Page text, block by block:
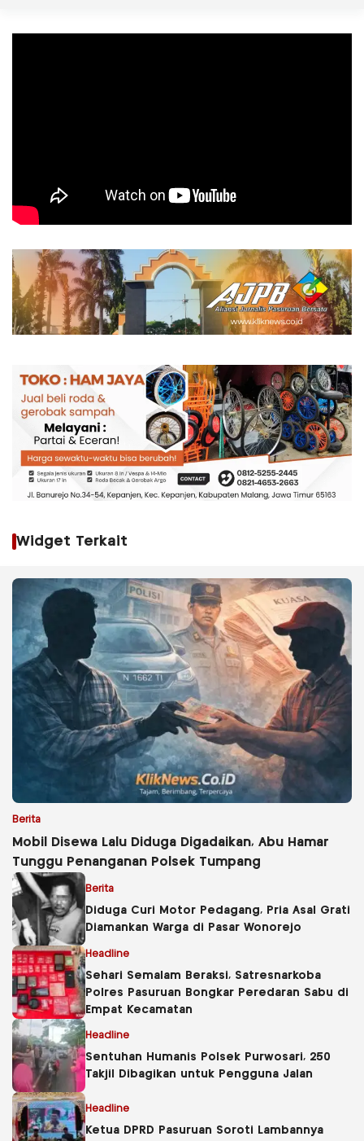
Widget Terkait
Berita
Mobil Disewa Lalu Diduga Digadaikan, Abu Hamar
Tunggu Penanganan Polsek Tumpang
Berita
Diduga Curi Motor Pedagang, Pria Asal Grati
Diamankan Warga di Pasar Wonorejo
Headline
Sehari Semalam Beraksi, Satresnarkoba
Polres Pasuruan Bongkar Peredaran Sabu di
Empat Kecamatan
Headline
Sentuhan Humanis Polsek Purwosari, 250
Takjil Dibagikan untuk Pengguna Jalan
Headline
Ketua DPRD Pasuruan Soroti Lambannya